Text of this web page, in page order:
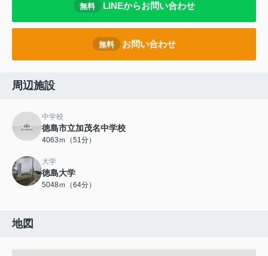
無料 LINEからお問い合わせ
無料 お問い合わせ
周辺施設
中学校
徳島市立加茂名中学校
4063ｍ（51分）
大学
徳島大学
5048ｍ（64分）
地図